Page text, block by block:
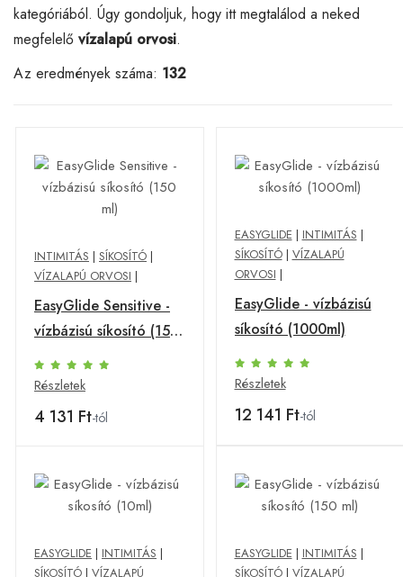
kategóriából. Úgy gondoljuk, hogy itt megtalálod a neked
megfelelő vízalapú orvosi.
Az eredmények száma: 132
INTIMITÁS | SÍKOSÍTÓ |
VÍZALAPÚ ORVOSI |
EasyGlide Sensitive -
vízbázisú síkosító (150
ml)
Részletek
4 131 Ft-tól
EASYGLIDE | INTIMITÁS |
SÍKOSÍTÓ| VÍZALAPÚ
ORVOSI |
EasyGlide - vízbázisú
síkosító (1000ml)
Részletek
12 141 Ft-tól
EASYGLIDE | INTIMITÁS |
SÍKOSÍTÓ | VÍZALAPÚ
EASYGLIDE | INTIMITÁS |
SÍKOSÍTÓ| VÍZALAPÚ